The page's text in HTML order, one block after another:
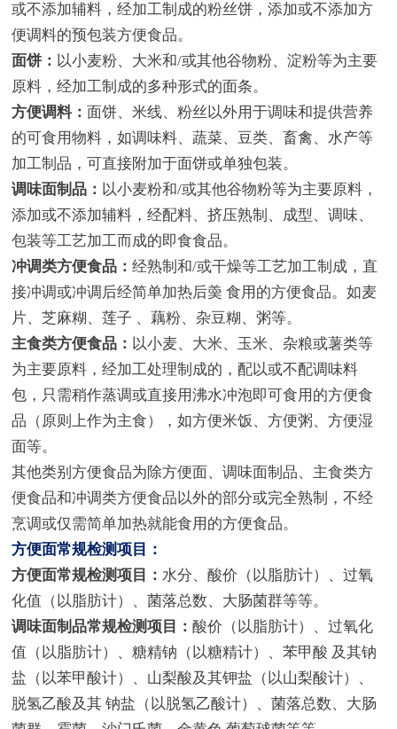
或不添加辅料，经加工制成的粉丝饼，添加或不添加方
便调料的预包装方便食品。
面饼： 以小麦粉、大米和/或其他谷物粉、淀粉等为主要
原料，经加工制成的多种形式的面条。
方便调料：面饼、米线、粉丝以外用于调味和提供营养
的可食用物料，如调味料、蔬菜、豆类、畜禽、水产等
加工制品，可直接附加于面饼或单独包装。
调味面制品： 以小麦粉和/或其他谷物粉等为主要原料，
添加或不添加辅料，经配料、挤压熟制、成型、调味、
包装等工艺加工而成的即食食品。
冲调类方便食品：经熟制和/或干燥等工艺加工制成，直
接冲调或冲调后经简单加热后羮 食用的方便食品。如麦
片、芝麻糊、莲子 、藕粉、杂豆糊、粥等。
主食类方便食品： 以小麦、大米、玉米、杂粮或薯类等
为主要原料，经加工处理制成的，配以或不配调味料
包，只需稍作蒸调或直接用沸水冲泡即可食用的方便食
品（原则上作为主食），如方便米饭、方便粥、方便湿
面等。
其他类别方便食品为除方便面、调味面制品、主食类方
便食品和冲调类方便食品以外的部分或完全熟制，不经
烹调或仅需简单加热就能食用的方便食品。
方便面常规检测项目：
方便面常规检测项目：水分、酸价（以脂肪计）、过氧
化值（以脂肪计）、菌落总数、大肠菌群等等。
调味面制品常规检测项目：酸价（以脂肪计）、过氧化
值（以脂肪计）、糖精钠（以糖精计）、苯甲酸 及其钠
盐（以苯甲酸计）、山梨酸及其钾盐（以山梨酸计）、
脱氢乙酸及其 钠盐（以脱氢乙酸计）、菌落总数、大肠